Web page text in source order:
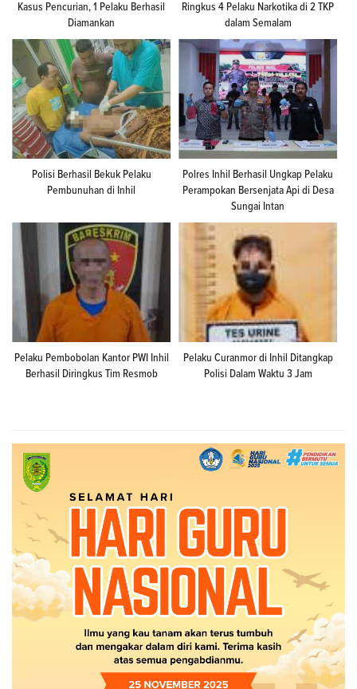
Kasus Pencurian, 1 Pelaku Berhasil
Diamankan
Ringkus 4 Pelaku Narkotika di 2 TKP
dalam Semalam
Polisi Berhasil Bekuk Pelaku
Pembunuhan di Inhil
Polres Inhil Berhasil Ungkap Pelaku
Perampokan Bersenjata Api di Desa
Sungai Intan
Pelaku Pembobolan Kantor PWI Inhil
Berhasil Diringkus Tim Resmob
Pelaku Curanmor di Inhil Ditangkap
Polisi Dalam Waktu 3 Jam